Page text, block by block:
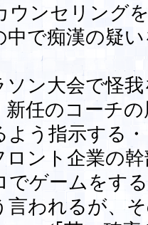
ウンセリング
中で痴漢の疑
ン大会で怪
新任のコーチ
よう指示する
ント企業の
でゲームをす
言われるが、